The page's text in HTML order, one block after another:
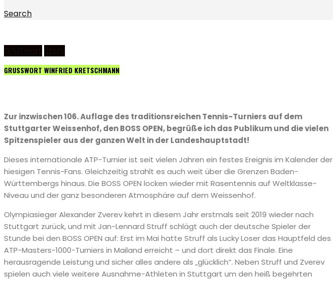
Search
GRUSSWORT WINFRIED KRETSCHMANN
Zur inzwischen 106. Auflage des traditionsreichen Tennis-Turniers auf dem
Stuttgarter Weissenhof, den BOSS OPEN, begrüße ich das Publikum und die vielen
Spitzenspieler aus der ganzen Welt in der Landeshauptstadt!
Dieses internationale ATP-Turnier ist seit vielen Jahren ein festes Ereignis im Kalender der
hiesigen Tennis-Fans. Gleichzeitig strahlt es auch weit über die Grenzen Baden-
Württembergs hinaus. Die BOSS OPEN locken wieder mit Rasentennis auf Weltklasse-
Niveau und der ganz besonderen Atmosphäre auf dem Weissenhof.
Olympiasieger Alexander Zverev kehrt in diesem Jahr erstmals seit 2019 wieder nach
Stuttgart zurück, und mit Jan-Lennard Struff schlägt auch der deutsche Spieler der
Stunde bei den BOSS OPEN auf: Erst im Mai hatte Struff als Lucky Loser das Hauptfeld des
ATP-Masters-1000-Turniers in Mailand erreicht – und dort direkt das Finale. Eine
herausragende Leistung und sicher alles andere als „glücklich“. Neben Struff und Zverev
spielen auch viele weitere Ausnahme-Athleten in Stuttgart um den heiß begehrten